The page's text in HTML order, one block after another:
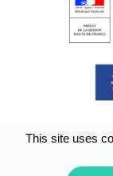
Conditions
This site uses